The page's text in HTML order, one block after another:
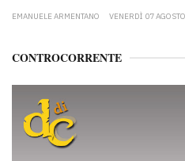
EMANUELE ARMENTANO VENERDÌ 07
CONTROCORRENTE